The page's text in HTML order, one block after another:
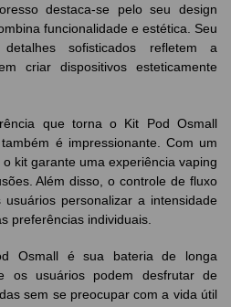
destaca-se pelo seu design
funcionalidade e estética. Seu
sofisticados refletem a
criar dispositivos esteticamente
que torna o Kit Pod Osmall
é impressionante. Com um
kit garante uma experiência vaping
Além disso, o controle de fluxo
personalizar a intensidade
preferências individuais.
Osmall é sua bateria de longa
os usuários podem desfrutar de
sem se preocupar com a vida útil